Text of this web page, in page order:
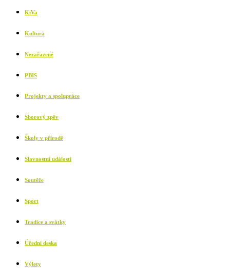
KiVa
Kultura
Nezařazené
PBIS
Projekty a spolupráce
Sborový zpěv
Školy v přírodě
Slavnostní události
Soutěže
Sport
Tradice a svátky
Úřední deska
Výlety